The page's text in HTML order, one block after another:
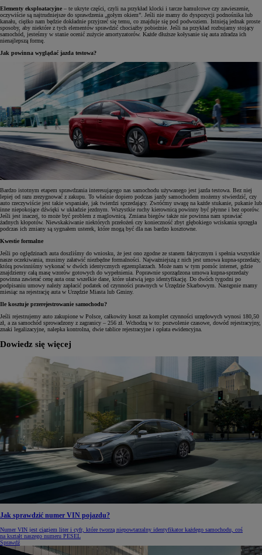
Elementy eksploatacyjne – te ukryte części, czyli na przykład klocki i tarcze hamulcowe czy zawieszenie,
oczywiście są najtrudniejsze do sprawdzenia „gołym okiem”. Jeśli nie mamy do dyspozycji podnośnika lub
kanału, ciężko nam będzie dokładnie przyjrzeć się temu, co znajduje się pod podwoziem. Istnieją jednak proste
sposoby, aby niektóre z tych elementów sprawdzić chociażby pobieżnie. Jeśli na przykład rozbujamy stojący
samochód, jesteśmy w stanie ocenić zużycie amortyzatorów. Każde dłuższe kołysanie się auta zdradza ich
nienajlepszą formę.
Jak powinna wyglądać jazda testowa?
Bardzo istotnym etapem sprawdzania interesującego nas samochodu używanego jest jazda testowa. Bez niej
lepiej od razu zrezygnować z zakupu. To właśnie dopiero podczas jazdy samochodem możemy stwierdzić, czy
auto rzeczywiście jest takie wspaniałe, jak twierdzi sprzedający. Zwróćmy uwagę na każde stukanie, pukanie lub
inne niepokojące dźwięki w układzie jezdnym. Wszystkie ruchy kierownicą powinny być płynne i bez oporów.
Jeśli jest inaczej, to może być problem z maglownicą. Zmiana biegów także nie powinna nam sprawiać
żadnych kłopotów. Niewskakiwanie niektórych przełożeń czy konieczność zbyt głębokiego wciskania sprzęgła
podczas ich zmiany są sygnałem usterek, które mogą być dla nas bardzo kosztowne.
Kwestie formalne
Jeśli po oględzinach auta doszliśmy do wniosku, że jest ono zgodne ze stanem faktycznym i spełnia wszystkie
nasze oczekiwania, musimy załatwić niezbędne formalności. Najważniejszą z nich jest umowa kupna-sprzedaży,
którą powinniśmy wykonać w dwóch identycznych egzemplarzach. Może nam w tym pomóc internet, gdzie
znajdziemy całą masę wzorów gotowych do wypełnienia. Poprawnie sporządzona umowa kupna-sprzedaży
powinna zawierać cenę auta oraz wszelkie dane, które ułatwią jego identyfikację. Do dwóch tygodni po
podpisaniu umowy należy zapłacić podatek od czynności prawnych w Urzędzie Skarbowym. Następnie mamy
miesiąc na rejestrację auta w Urzędzie Miasta lub Gminy.
Ile kosztuje przerejestrowanie samochodu?
Jeśli rejestrujemy auto zakupione w Polsce, całkowity koszt za komplet czynności urzędowych wynosi 180,50
zł, a za samochód sprowadzony z zagranicy – 256 zł. Wchodzą w to: pozwolenie czasowe, dowód rejestracyjny,
znaki legalizacyjne, nalepka kontrolna, dwie tablice rejestracyjne i opłata ewidencyjna.
Dowiedz się więcej
Jak sprawdzić numer VIN pojazdu?
Numer VIN jest ciągiem liter i cyfr, które tworzą niepowtarzalny identyfikator każdego samochodu, coś
na kształt naszego numeru PESEL
Sprawdź